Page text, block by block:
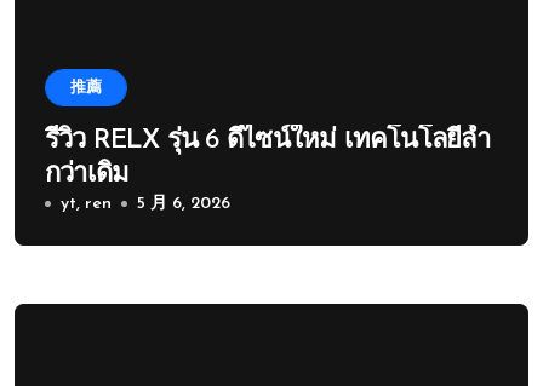
推薦
รีวิว RELX รุ่น 6 ดีไซน์ใหม่ เทคโนโลยีล้ำ
กว่าเดิม
yt, ren 5 月 6, 2026